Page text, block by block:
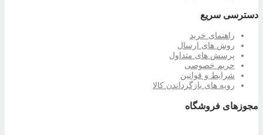
دسترسی سریع
راهنمای خرید
روش های ارسال
پرسش های متداول
حریم خصوصی
شرایط و قوانین
رویه های بازگرداندن کالا
مجوزهای فروشگاه